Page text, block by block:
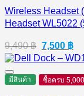
Wireless Headset
Headset WL5022
9,490฿ Original
price
was:
9,490 ฿.
7,500 ฿
is:
มีสินค้า ซื้อครบ